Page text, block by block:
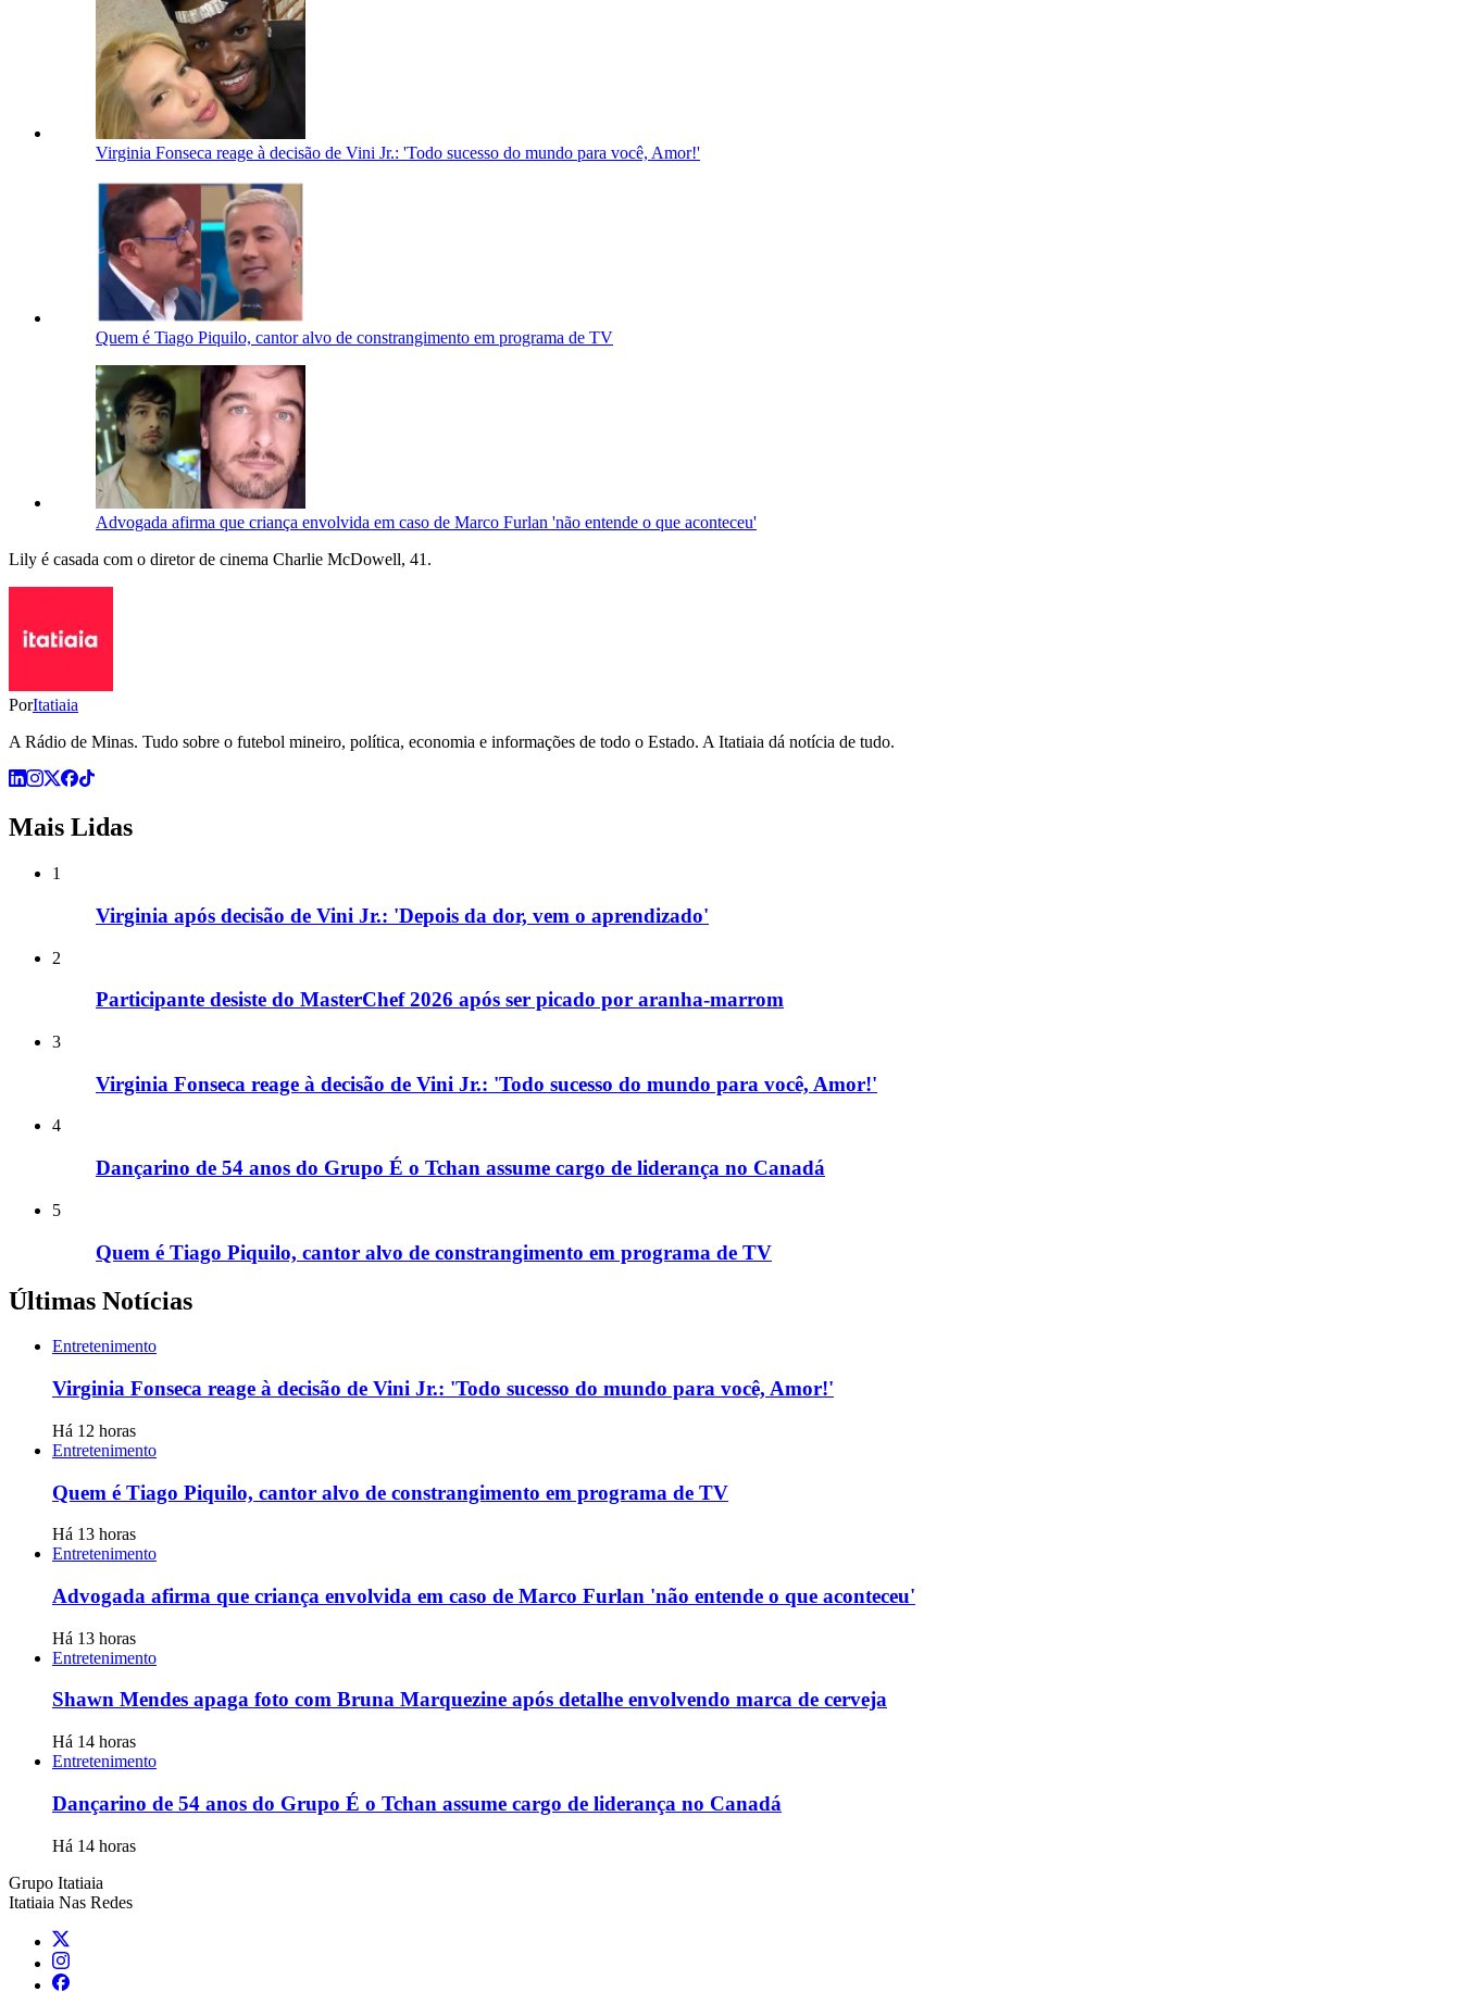
Virginia Fonseca reage à decisão de Vini Jr.: 'Todo sucesso do mundo para você, Amor!'
Quem é Tiago Piquilo, cantor alvo de constrangimento em programa de TV
Advogada afirma que criança envolvida em caso de Marco Furlan 'não entende o que aconteceu'
Lily é casada com o diretor de cinema Charlie McDowell, 41.
PorItatiaia
A Rádio de Minas. Tudo sobre o futebol mineiro, política, economia e informações de todo o Estado. A Itatiaia dá notícia de tudo.
Mais Lidas
1
Virginia após decisão de Vini Jr.: 'Depois da dor, vem o aprendizado'
2
Participante desiste do MasterChef 2026 após ser picado por aranha-marrom
3
Virginia Fonseca reage à decisão de Vini Jr.: 'Todo sucesso do mundo para você, Amor!'
4
Dançarino de 54 anos do Grupo É o Tchan assume cargo de liderança no Canadá
5
Quem é Tiago Piquilo, cantor alvo de constrangimento em programa de TV
Últimas Notícias
Entretenimento
Virginia Fonseca reage à decisão de Vini Jr.: 'Todo sucesso do mundo para você, Amor!'
Há 12 horas
Entretenimento
Quem é Tiago Piquilo, cantor alvo de constrangimento em programa de TV
Há 13 horas
Entretenimento
Advogada afirma que criança envolvida em caso de Marco Furlan 'não entende o que aconteceu'
Há 13 horas
Entretenimento
Shawn Mendes apaga foto com Bruna Marquezine após detalhe envolvendo marca de cerveja
Há 14 horas
Entretenimento
Dançarino de 54 anos do Grupo É o Tchan assume cargo de liderança no Canadá
Há 14 horas
Grupo Itatiaia
Itatiaia Nas Redes